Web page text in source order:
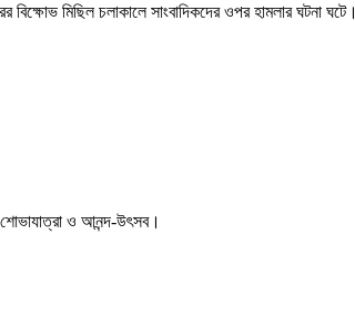
বিক্ষোভ মিছিল চলাকালে সাংবাদিকদের ওপর হামলার ঘটনা ঘটে।
ও আনন্দ-উৎসব।